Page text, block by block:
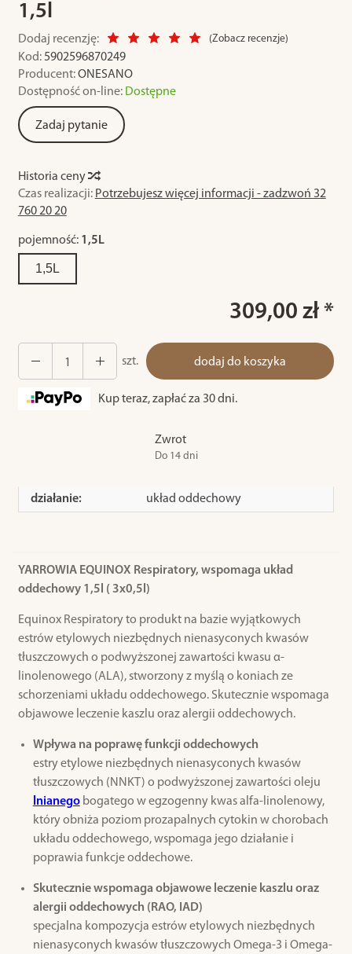
1,5l
Dodaj recenzję: (Zobacz recenzje)
Kod: 5902596870249
Producent: ONESANO
Dostępność on-line: Dostępne
Zadaj pytanie
Historia ceny
Czas realizacji: Potrzebujesz więcej informacji - zadzwoń 32
760 20 20
pojemność: 1,5L
1,5L
309,00 zł *
szt. dodaj do koszyka
Kup teraz, zapłać za 30 dni.
Zwrot
Do 14 dni
działanie: układ oddechowy
YARROWIA EQUINOX Respiratory, wspomaga układ
oddechowy 1,5l ( 3x0,5l)
Equinox Respiratory to produkt na bazie wyjątkowych
estrów etylowych niezbędnych nienasyconych kwasów
tłuszczowych o podwyższonej zawartości kwasu α-
linolenowego (ALA), stworzony z myślą o koniach ze
schorzeniami układu oddechowego. Skutecznie wspomaga
objawowe leczenie kaszlu oraz alergii oddechowych.
Wpływa na poprawę funkcji oddechowych
estry etylowe niezbędnych nienasyconych kwasów
tłuszczowych (NNKT) o podwyższonej zawartości oleju
lnianegobogatego w egzogenny kwas alfa-linolenowy,
który obniża poziom prozapalnych cytokin w chorobach
układu oddechowego, wspomaga jego działanie i
poprawia funkcje oddechowe.
Skutecznie wspomaga objawowe leczenie kaszlu oraz
alergii oddechowych (RAO, IAD)
specjalna kompozycja estrów etylowych niezbędnych
nienasyconych kwasów tłuszczowych Omega-3 i Omega-